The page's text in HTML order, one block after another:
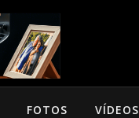
FOTOS VÍDEOS